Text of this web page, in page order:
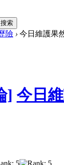
搜索
險 › 今日維護果
] 今日